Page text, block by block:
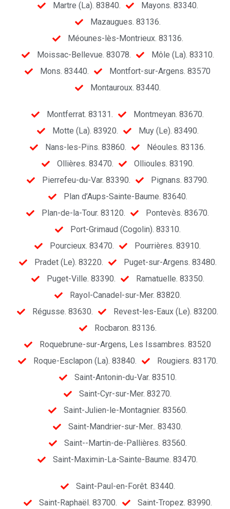
Martre (La). 83840.
Mayons. 83340.
Mazaugues. 83136.
Méounes-lès-Montrieux. 83136.
Moissac-Bellevue. 83078.
Môle (La). 83310.
Mons. 83440.
Montfort-sur-Argens. 83570
Montauroux. 83440.
Montferrat. 83131.
Montmeyan. 83670.
Motte (La). 83920.
Muy (Le). 83490.
Nans-les-Pïns. 83860.
Néoules. 83136.
Ollières. 83470.
Ollioules. 83190.
Pierrefeu-du-Var. 83390.
Pignans. 83790.
Plan d’Aups-Sainte-Baume. 83640.
Plan-de-la-Tour. 83120.
Pontevès. 83670.
Port-Grimaud (Cogolin). 83310.
Pourcieux. 83470.
Pourrières. 83910.
Pradet (Le). 83220.
Puget-sur-Argens. 83480.
Puget-Ville. 83390.
Ramatuelle. 83350.
Rayol-Canadel-sur-Mer. 83820.
Régusse. 83630.
Revest-les-Eaux (Le). 83200.
Rocbaron. 83136.
Roquebrune-sur-Argens, Les Issambres. 83520
Roque-Esclapon (La). 83840.
Rougiers. 83170.
Saint-Antonin-du-Var. 83510.
Saint-Cyr-sur-Mer. 83270.
Saint-Julien-le-Montagnier. 83560.
Saint-Mandrier-sur-Mer.. 83430.
Saint--Martin-de-Pallières. 83560.
Saint-Maximin-La-Sainte-Baume. 83470.
Saint-Paul-en-Forêt. 83440.
Saint-Raphaël. 83700.
Saint-Tropez. 83990.